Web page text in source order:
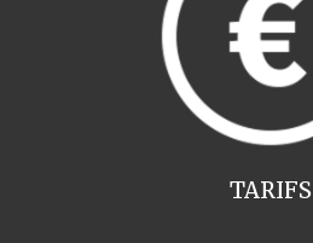
TARIFS